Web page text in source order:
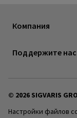
Компания
Карьера
Поддержите нас
© 2026 SIGVARIS
Настройки файлов